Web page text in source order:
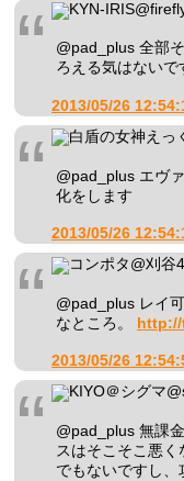
KYN-IRIS
@pad_plus 全部
ろえる気はないで
2013/05/26
白盾の女神えっ
@pad_plus エヴ
化をします
2013/05/26
コンポタ@刈谷
@pad_plus レイ
なところ。
http://
2013/05/26
KIYO＠シグマ
@pad_plus 無課
スはそこそこ悪
でもないですし